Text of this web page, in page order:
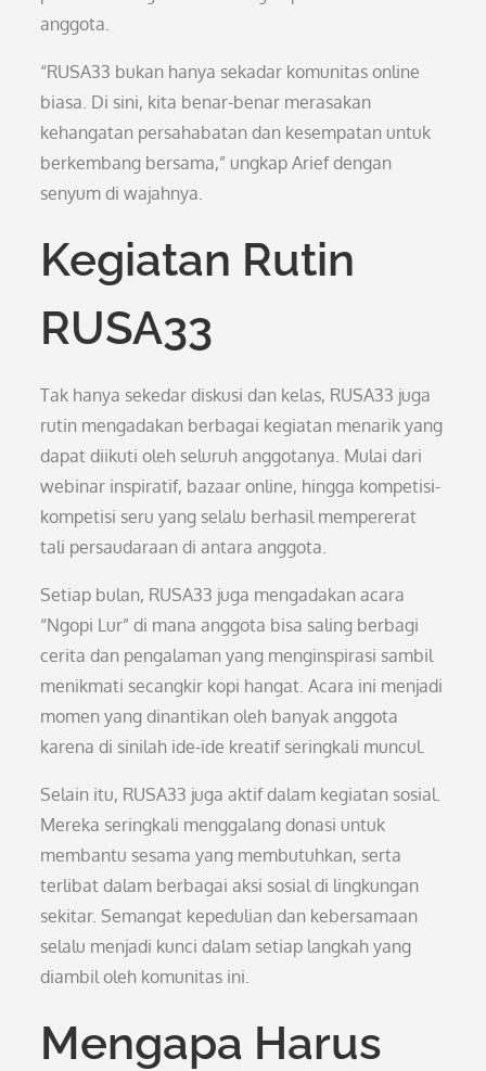
anggota.
“RUSA33 bukan hanya sekadar komunitas online
biasa. Di sini, kita benar-benar merasakan
kehangatan persahabatan dan kesempatan untuk
berkembang bersama,” ungkap Arief dengan
senyum di wajahnya.
Kegiatan Rutin
RUSA33
Tak hanya sekedar diskusi dan kelas, RUSA33 juga
rutin mengadakan berbagai kegiatan menarik yang
dapat diikuti oleh seluruh anggotanya. Mulai dari
webinar inspiratif, bazaar online, hingga kompetisi-
kompetisi seru yang selalu berhasil mempererat
tali persaudaraan di antara anggota.
Setiap bulan, RUSA33 juga mengadakan acara
“Ngopi Lur” di mana anggota bisa saling berbagi
cerita dan pengalaman yang menginspirasi sambil
menikmati secangkir kopi hangat. Acara ini menjadi
momen yang dinantikan oleh banyak anggota
karena di sinilah ide-ide kreatif seringkali muncul.
Selain itu, RUSA33 juga aktif dalam kegiatan sosial.
Mereka seringkali menggalang donasi untuk
membantu sesama yang membutuhkan, serta
terlibat dalam berbagai aksi sosial di lingkungan
sekitar. Semangat kepedulian dan kebersamaan
selalu menjadi kunci dalam setiap langkah yang
diambil oleh komunitas ini.
Mengapa Harus